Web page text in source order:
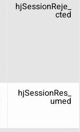
_hjSessionReje
cted
_hjSessionRes
umed